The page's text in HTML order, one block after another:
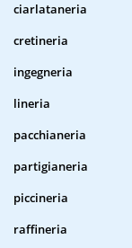
ciarlataneria
cretineria
ingegneria
lineria
pacchianeria
partigianeria
piccineria
raffineria